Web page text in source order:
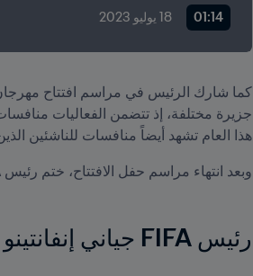
01:14 18 يوليو 2023
هذا العام تشهد أيضاً منافسات للناشئين الذين لا
وبعد انتهاء مراسم حفل الافتتاح، ختم رئيس FIFA زيارته بالمشاركة في مباراة ودية أقيمت على أرضية الملعب الذي تم تدشينه للتو.
رئيس FIFA جياني إنفانتينو في زيارة إلى تاهيتي